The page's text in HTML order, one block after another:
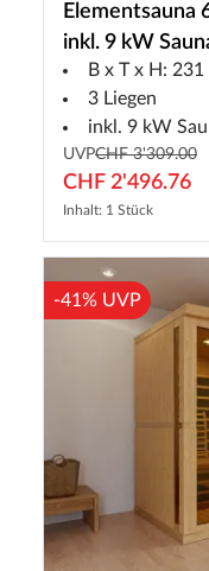
Elementsauna
inkl. 9 kW
B x T x H:
3 Liegen
inkl. 9 kW
UVPCHF 3'309.00
CHF 2'496.76
Inhalt: 1 Stück
-41% UVP